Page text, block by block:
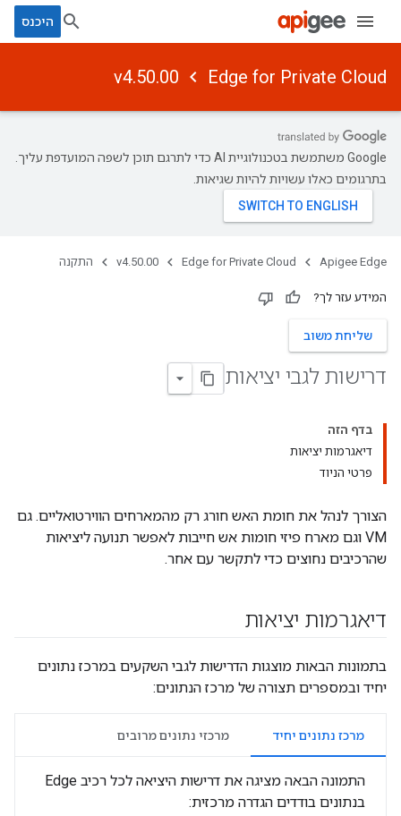
היכנס
Edge for Private Cloud
v4.50.00
‫Google משתמשת בטכנולוגיית AI כדי לתרגם תוכן לשפה המועדפת עליך.
בתרגומים כאלו עשויות להיות שגיאות.
Apigee Edge
Edge for Private Cloud
v4.50.00 התקנה
המידע עזר לך?
שליחת משוב
דרישות לגבי יציאות
בדף הזה
דיאגרמות יציאות
פרטי הניוד
הצורך לנהל את חומת האש חורג רק מהמארחים הווירטואליים. גם
VM וגם מארח פיזי חומות אש חייבות לאפשר תנועה ליציאות
שהרכיבים נחוצים כדי לתקשר עם אחר.
דיאגרמות יציאות
בתמונות הבאות מוצגות הדרישות לגבי השקעים במרכז נתונים
יחיד ובמספרים תצורה של מרכז הנתונים:
מרכז נתונים יחיד מרכזי נתונים מרובים
התמונה הבאה מציגה את דרישות היציאה לכל רכיב Edge
בנתונים בודדים הגדרה מרכזית: